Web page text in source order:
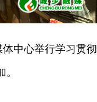
中心举行学习贯彻